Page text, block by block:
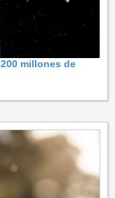
millones de